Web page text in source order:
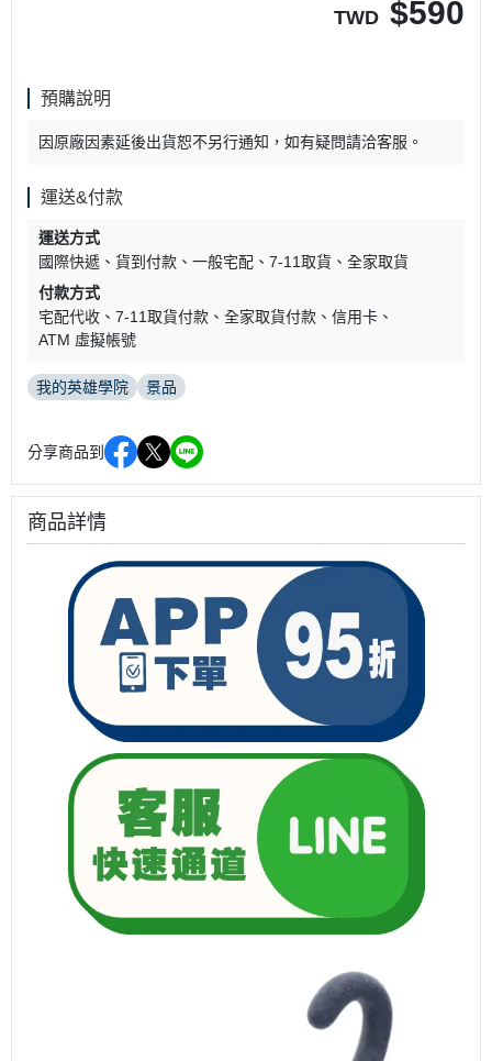
TWD $590
預購說明
因原廠因素延後出貨恕不另行通知，如有疑問請洽客服。
運送&付款
運送方式
國際快遞
貨到付款 一般宅配 7-11取貨
全家取貨
付款方式
宅配代收
7-11取貨付款 全家取貨付款
信用卡
ATM 虛擬帳號
我的英雄學院 景品
分享商品到
商品詳情